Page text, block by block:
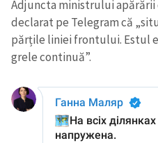
Adjuncta ministrului apărării
declarat pe Telegram că
părțile liniei frontului.
grele continuă”.